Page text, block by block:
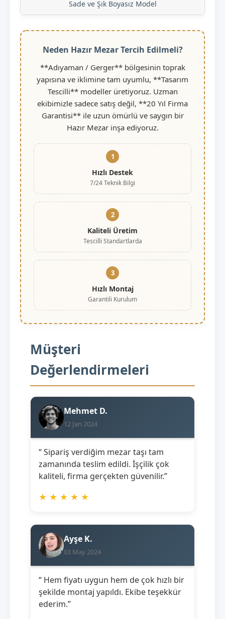
Sade ve Şık Boyasız Model
Neden Hazır Mezar Tercih Edilmeli?
**Adıyaman / Gerger** bölgesinin toprak
yapısına ve iklimine tam uyumlu, **Tasarım
Tescilli** modeller üretiyoruz. Uzman
ekibimizle sadece satış değil, **20 Yıl Firma
Garantisi** ile uzun ömürlü ve saygın bir
Hazır Mezar inşa ediyoruz.
1
Hızlı Destek
7/24 Teknik Bilgi
2
Kaliteli Üretim
Tescilli Standartlarda
3
Hızlı Montaj
Garantili Kurulum
Müşteri
Değerlendirmeleri
Mehmet D.
12 Jan 2024
“ Sipariş verdiğim mezar taşı tam
zamanında teslim edildi. İşçilik çok
kaliteli, firma gerçekten güvenilir.”
★ ★ ★ ★ ★
Ayşe K.
03 May 2024
“ Hem fiyatı uygun hem de çok hızlı bir
şekilde montaj yapıldı. Ekibe teşekkür
ederim.”